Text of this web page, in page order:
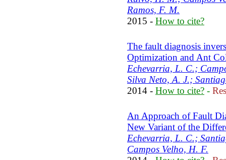
Ramos, F. M.
2015 - How to cite?
The fault diagnosis
Optimization and Ant
Echevarria, L. C.;
Silva Neto, A. J.;
2014 - How to cite? -
An Approach of Fault
New Variant of the
Echevarria, L. C.;
Campos Velho, H. F.